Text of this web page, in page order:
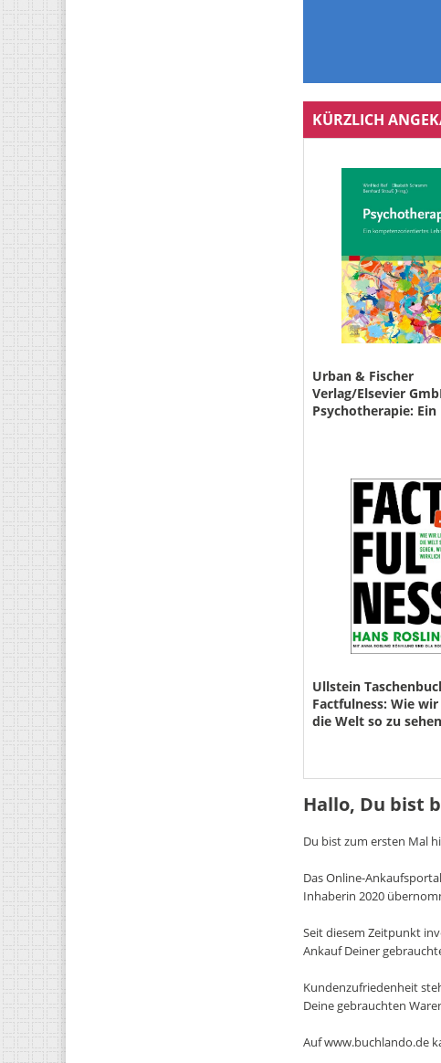
KÜRZLICH
Urban & Fischer
Verlag/Elsevier
Psychotherapie: Ein
Ullstein
Factfulness: Wie
die Welt so zu
Hallo, Du bist
Du bist zum ersten Mal
Das Online-
Inhaberin 2020
Seit diesem Zeitpunkt
Ankauf Deiner
Kundenzufriedenheit
Deine gebrauchten
Auf www.buchlando.de